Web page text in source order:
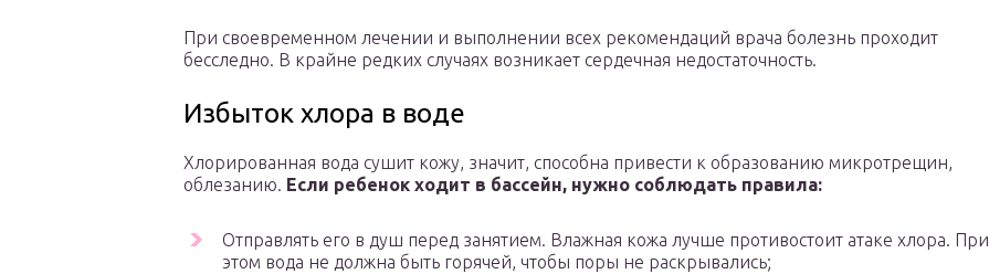
При своевременном лечении и выполнении всех рекомендаций врача болезнь проходит
бесследно. В крайне редких случаях возникает сердечная недостаточность.
Избыток хлора в воде
Хлорированная вода сушит кожу, значит, способна привести к образованию микротрещин,
облезанию. Если ребенок ходит в бассейн, нужно соблюдать правила:
Отправлять его в душ перед занятием. Влажная кожа лучше противостоит атаке хлора. При
этом вода не должна быть горячей, чтобы поры не раскрывались;